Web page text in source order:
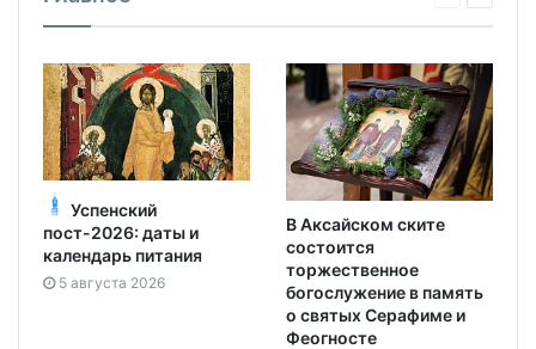
Успенский
пост-2026: даты и
календарь питания
5 августа 2026
В Аксайском ските
состоится
торжественное
богослужение в память
о святых Серафиме и
Феогносте